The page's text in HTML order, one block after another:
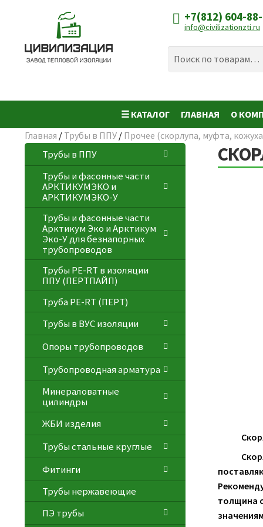
Перейти
навигации
Перейти
содержимому
+7(812) 604-
info@civilizationzti.ru
☰ КАТАЛОГ ГЛАВНАЯ О
Главная / Трубы в ППУ/ Прочее (скорлупа, муфта,
толщина
Трубы в ППУ
Трубы и фасонные части
АРКТИКУМЭКО и
АРКТИКУМЭКО-У
Трубы и фасонные части
Арктикум Эко и Арктикум
Эко-У для безнапорных
трубопроводов
Трубы PE-RT в изоляции
ППУ (ПЕРТПАЙП)
⁠Трубa PE-RT (ПЕРТ)
Трубы в ВУС изоляции
Опоры трубопроводов
Трубопроводная арматура
Минераловатные
цилиндры
ЖБИ изделия
Трубы стальные круглые
Фитинги
Трубы нержавеющие
ПЭ трубы